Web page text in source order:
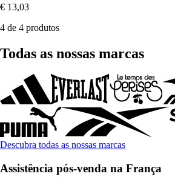
€ 13,03
4 de 4 produtos
Todas as nossas marcas
Descubra todas as nossas marcas
Assistência pós-venda na França